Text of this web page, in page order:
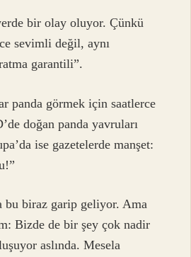
bir olay oluyor. Çünkü
sevimli değil, aynı
garantili”.
panda görmek için saatlerce
doğan panda yavruları
ise gazetelerde manşet:
bu biraz garip geliyor. Ama
Bizde de bir şey çok nadir
aslında. Mesela